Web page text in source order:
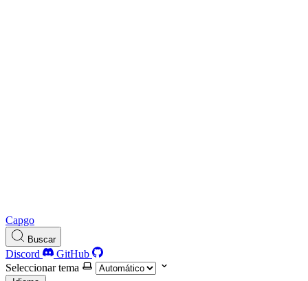
Capgo
Buscar
Discord
GitHub
Seleccionar tema